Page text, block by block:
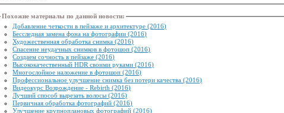
Похожие материалы по данной новости:
Добавление четкости в пейзаже и архитектуре (2016)
Бесследная замена фона на фотографии (2016)
Художественная обработка снимка (2016)
Спасение неудачных снимков в фотошоп (2016)
Создаем сочность в пейзаже (2016)
Высококачественный HDR своими руками (2016)
Многослойное наложение в фотошоп (2016)
Профессиональное улучшение снимка без потери качества (2016)
Видеокурс Возрождение - Rebirth (2016)
Лучший способ вырезать волосы (2016)
Первичная обработка фотографий (2016)
Улучшение крупноплановых фотографий (2016)